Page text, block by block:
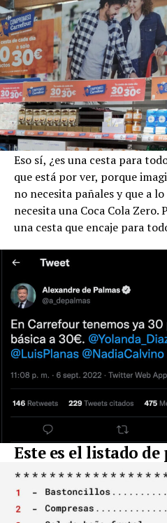
Eso sí, ¿es una cesta para
que está por ver, porque
no necesita pañales y que a
necesita una Coca Cola Zero.
una cesta que encaje para
Este es el listado